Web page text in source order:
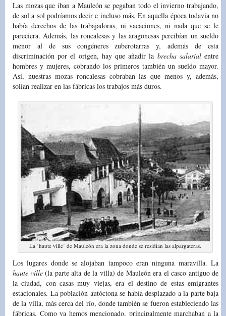
Las mozas que iban a Mauleón se pegaban todo el invierno trabajando,
de sol a sol podríamos decir e incluso más. En aquella época todavía no
había derechos de las trabajadoras, ni vacaciones, ni nada que se le
pareciera. Además, las roncalesas y las aragonesas percibían un sueldo
menor al de sus congéneres zuberotarras y, además de esta
discriminación por el origen, hay que añadir la brecha salarialentre
hombres y mujeres, cobrando los primeros también un sueldo mayor.
Así, nuestras mozas roncalesas cobraban las que menos y, además,
solían realizar en las fábricas los trabajos más duros.
La ‘haute ville’ de Mauleón era la zona donde se residían las alpargateras.
Los lugares donde se alojaban tampoco eran ninguna maravilla. La
haute ville(la parte alta de la villa) de Mauleón era el casco antiguo de
la ciudad, con casas muy viejas, era el destino de estas emigrantes
estacionales. La población autóctona se había desplazado a la parte baja
de la villa, más cerca del río, donde también se fueron estableciendo las
fábricas. Como ya hemos mencionado, principalmente marchaban a la